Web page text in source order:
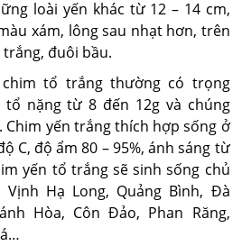
loài yến khác từ 12 – 14 cm,
xám, lông sau nhạt hơn, trên
đuôi bầu.
tổ trắng thường có trọng
nặng từ 8 đến 12g và chúng
Chim yến trắng thích hợp sống ở
C, độ ẩm 80 – 95%, ánh sáng từ
yến tổ trắng sẽ sinh sống chủ
Hạ Long, Quảng Bình, Đà
Hòa, Côn Đảo, Phan Răng,